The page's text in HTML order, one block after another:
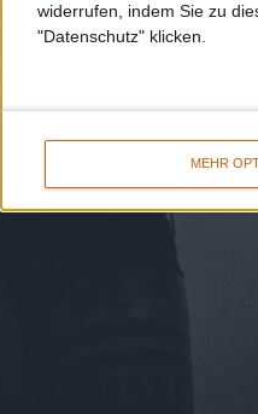
widerrufen, indem Sie zu
"Datenschutz" klicken.
MEHR